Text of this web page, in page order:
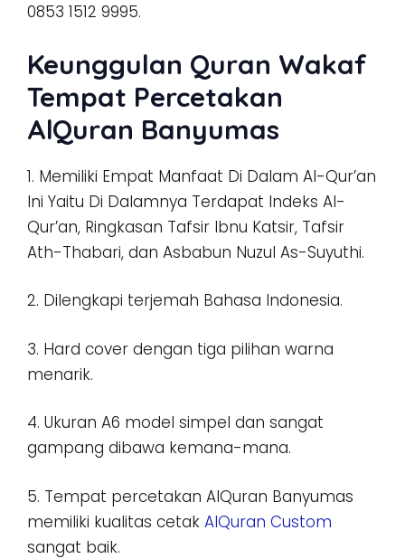
0853 1512 9995.
Keunggulan Quran Wakaf
Tempat Percetakan
AlQuran Banyumas
1. Memiliki Empat Manfaat Di Dalam Al-Qur’an
Ini Yaitu Di Dalamnya Terdapat Indeks Al-
Qur’an, Ringkasan Tafsir Ibnu Katsir, Tafsir
Ath-Thabari, dan Asbabun Nuzul As-Suyuthi.
2. Dilengkapi terjemah Bahasa Indonesia.
3. Hard cover dengan tiga pilihan warna
menarik.
4. Ukuran A6 model simpel dan sangat
gampang dibawa kemana-mana.
5. Tempat percetakan AlQuran Banyumas
memiliki kualitas cetak AlQuran Custom
sangat baik.